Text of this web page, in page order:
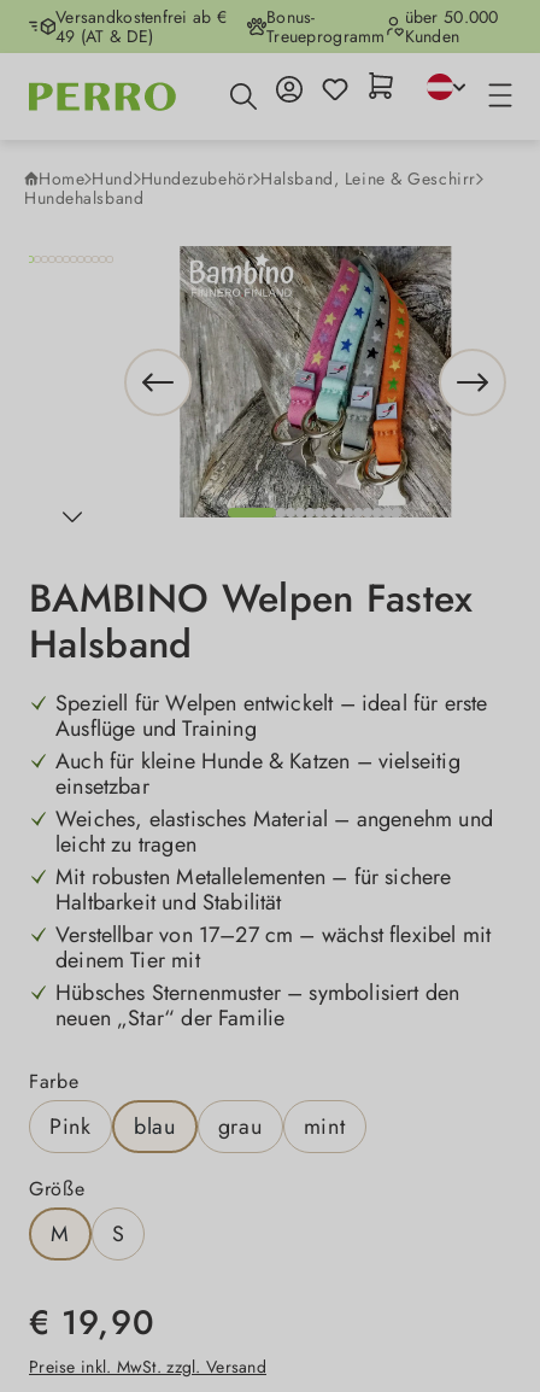
Zum Hauptinhalt springen
Versandkostenfrei ab €
49 (AT & DE)
Bonus-
Treueprogramm
über 50.000
Kunden
Home Hund Hundezubehör Halsband, Leine & Geschirr
Hundehalsband
Bildergalerie überspringen
BAMBINO Welpen Fastex
Halsband
Speziell für Welpen entwickelt – ideal für erste
Ausflüge und Training
Auch für kleine Hunde & Katzen – vielseitig
einsetzbar
Weiches, elastisches Material – angenehm und
leicht zu tragen
Mit robusten Metallelementen – für sichere
Haltbarkeit und Stabilität
Verstellbar von 17–27 cm – wächst flexibel mit
deinem Tier mit
Hübsches Sternenmuster – symbolisiert den
neuen „Star“ der Familie
Farbeauswählen
Pink blau grau mint
Größeauswählen
M S
€ 19,90
Preise inkl. MwSt. zzgl. Versand